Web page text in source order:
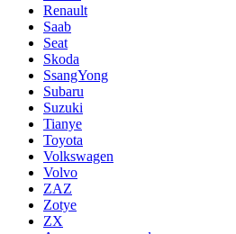
Renault
Saab
Seat
Skoda
SsangYong
Subaru
Suzuki
Tianye
Toyota
Volkswagen
Volvo
ZAZ
Zotye
ZX